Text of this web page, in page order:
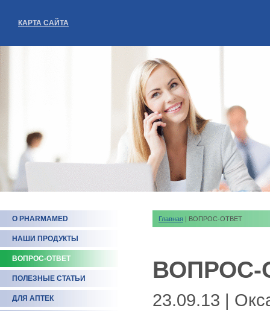
КАРТА САЙТА
О PHARMAMED
НАШИ ПРОДУКТЫ
ВОПРОС-ОТВЕТ
ПОЛЕЗНЫЕ СТАТЬИ
ДЛЯ АПТЕК
Главная | ВОПРОС-ОТВЕТ
ВОПРОС-
23.09.13 |